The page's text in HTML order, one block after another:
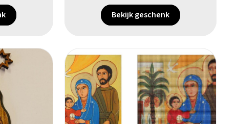
Bekijk geschenk